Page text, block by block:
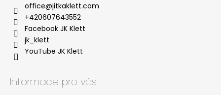
office@jitkaklett.com
+420607643552
Facebook JK Klett
jk_klett
YouTube JK Klett
Informace pro vás